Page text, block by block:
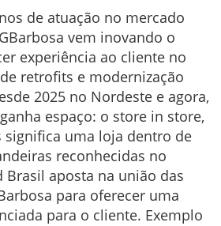
de atuação no mercado
vem inovando o
experiência ao cliente no
retrofits e modernização
2025 no Nordeste e agora,
espaço: o store in store,
significa uma loja dentro de
reconhecidas no
Brasil aposta na união das
para oferecer uma
para o cliente. Exemplo